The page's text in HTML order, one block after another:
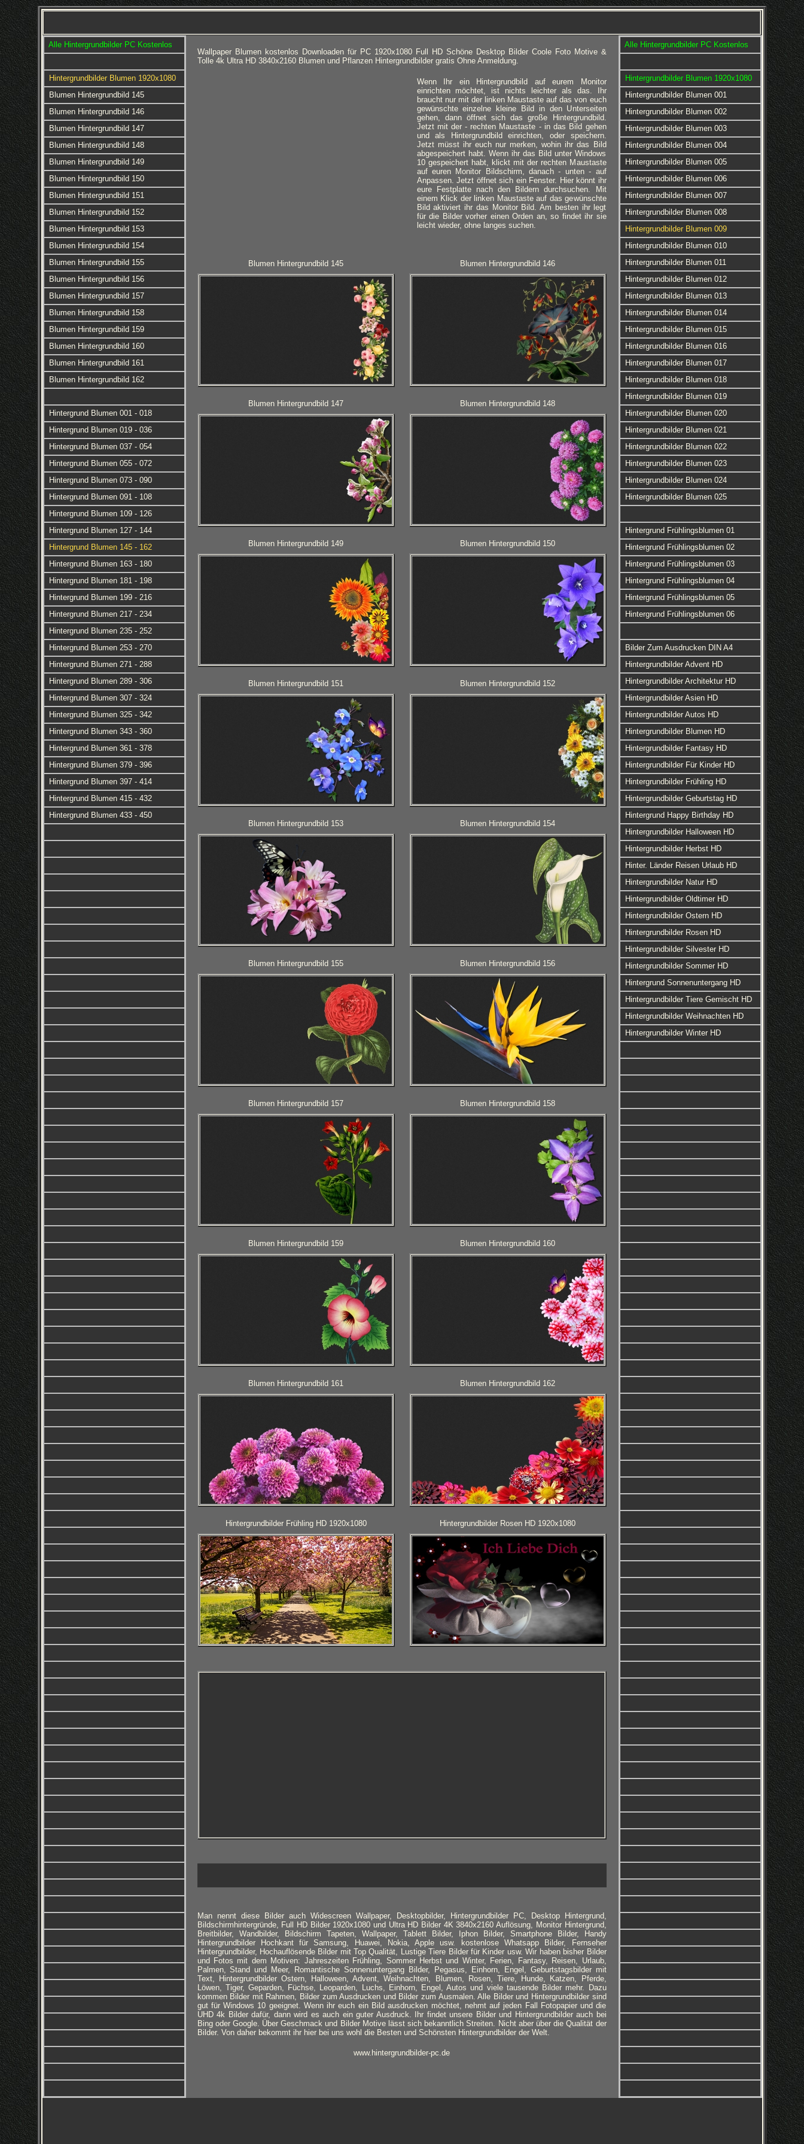
Alle Hintergrundbilder PC Kostenlos
Hintergrundbilder Blumen 1920x1080
Blumen Hintergrundbild 145
Blumen Hintergrundbild 146
Blumen Hintergrundbild 147
Blumen Hintergrundbild 148
Blumen Hintergrundbild 149
Blumen Hintergrundbild 150
Blumen Hintergrundbild 151
Blumen Hintergrundbild 152
Blumen Hintergrundbild 153
Blumen Hintergrundbild 154
Blumen Hintergrundbild 155
Blumen Hintergrundbild 156
Blumen Hintergrundbild 157
Blumen Hintergrundbild 158
Blumen Hintergrundbild 159
Blumen Hintergrundbild 160
Blumen Hintergrundbild 161
Blumen Hintergrundbild 162
Hintergrund Blumen 001 - 018
Hintergrund Blumen 019 - 036
Hintergrund Blumen 037 - 054
Hintergrund Blumen 055 - 072
Hintergrund Blumen 073 - 090
Hintergrund Blumen 091 - 108
Hintergrund Blumen 109 - 126
Hintergrund Blumen 127 - 144
Hintergrund Blumen 145 - 162
Hintergrund Blumen 163 - 180
Hintergrund Blumen 181 - 198
Hintergrund Blumen 199 - 216
Hintergrund Blumen 217 - 234
Hintergrund Blumen 235 - 252
Hintergrund Blumen 253 - 270
Hintergrund Blumen 271 - 288
Hintergrund Blumen 289 - 306
Hintergrund Blumen 307 - 324
Hintergrund Blumen 325 - 342
Hintergrund Blumen 343 - 360
Hintergrund Blumen 361 - 378
Hintergrund Blumen 379 - 396
Hintergrund Blumen 397 - 414
Hintergrund Blumen 415 - 432
Hintergrund Blumen 433 - 450
Wallpaper Blumen kostenlos Downloaden für PC 1920x1080 Full HD Schöne Desktop Bilder Coole Foto Motive &
Tolle 4k Ultra HD 3840x2160 Blumen und Pflanzen Hintergrundbilder gratis Ohne Anmeldung.
Wenn Ihr ein Hintergrundbild auf eurem Monitor
einrichten möchtet, ist nichts leichter als das. Ihr
braucht nur mit der linken Maustaste auf das von euch
gewünschte einzelne kleine Bild in den Unterseiten
gehen, dann öffnet sich das große Hintergrundbild.
Jetzt mit der - rechten Maustaste - in das Bild gehen
und als Hintergrundbild einrichten, oder speichern.
Jetzt müsst ihr euch nur merken, wohin ihr das Bild
abgespeichert habt. Wenn ihr das Bild unter Windows
10 gespeichert habt, klickt mit der rechten Maustaste
auf euren Monitor Bildschirm, danach - unten - auf
Anpassen. Jetzt öffnet sich ein Fenster. Hier könnt ihr
eure Festplatte nach den Bildern durchsuchen. Mit
einem Klick der linken Maustaste auf das gewünschte
Bild aktiviert ihr das Monitor Bild. Am besten ihr legt
für die Bilder vorher einen Orden an, so findet ihr sie
leicht wieder, ohne langes suchen.
Blumen Hintergrundbild 145 Blumen Hintergrundbild 146
Blumen Hintergrundbild 147 Blumen Hintergrundbild 148
Blumen Hintergrundbild 149 Blumen Hintergrundbild 150
Blumen Hintergrundbild 151 Blumen Hintergrundbild 152
Blumen Hintergrundbild 153 Blumen Hintergrundbild 154
Blumen Hintergrundbild 155 Blumen Hintergrundbild 156
Blumen Hintergrundbild 157 Blumen Hintergrundbild 158
Blumen Hintergrundbild 159 Blumen Hintergrundbild 160
Blumen Hintergrundbild 161 Blumen Hintergrundbild 162
Hintergrundbilder Frühling HD 1920x1080 Hintergrundbilder Rosen HD 1920x1080
Man nennt diese Bilder auch Widescreen Wallpaper, Desktopbilder, Hintergrundbilder PC, Desktop Hintergrund,
Bildschirmhintergründe, Full HD Bilder 1920x1080 und Ultra HD Bilder 4K 3840x2160 Auflösung, Monitor Hintergrund,
Breitbilder, Wandbilder, Bildschirm Tapeten, Wallpaper, Tablett Bilder, Iphon Bilder, Smartphone Bilder, Handy
Hintergrundbilder Hochkant für Samsung, Huawei, Nokia, Apple usw. kostenlose Whatsapp Bilder, Fernseher
Hintergrundbilder, Hochauflösende Bilder mit Top Qualität, Lustige Tiere Bilder für Kinder usw. Wir haben bisher Bilder
und Fotos mit dem Motiven: Jahreszeiten Frühling, Sommer Herbst und Winter, Ferien, Fantasy, Reisen, Urlaub,
Palmen, Stand und Meer, Romantische Sonnenuntergang Bilder, Pegasus, Einhorn, Engel, Geburtstagsbilder mit
Text, Hintergrundbilder Ostern, Halloween, Advent, Weihnachten, Blumen, Rosen, Tiere, Hunde, Katzen, Pferde,
Löwen, Tiger, Geparden, Füchse, Leoparden, Luchs, Einhorn, Engel, Autos und viele tausende Bilder mehr. Dazu
kommen Bilder mit Rahmen, Bilder zum Ausdrucken und Bilder zum Ausmalen. Alle Bilder und Hintergrundbilder sind
gut für Windows 10 geeignet. Wenn ihr euch ein Bild ausdrucken möchtet, nehmt auf jeden Fall Fotopapier und die
UHD 4k Bilder dafür, dann wird es auch ein guter Ausdruck. Ihr findet unsere Bilder und Hintergrundbilder auch bei
Bing oder Google. Über Geschmack und Bilder Motive lässt sich bekanntlich Streiten. Nicht aber über die Qualität der
Bilder. Von daher bekommt ihr hier bei uns wohl die Besten und Schönsten Hintergrundbilder der Welt.
www.hintergrundbilder-pc.de
Alle Hintergrundbilder PC Kostenlos
Hintergrundbilder Blumen 1920x1080
Hintergrundbilder Blumen 001
Hintergrundbilder Blumen 002
Hintergrundbilder Blumen 003
Hintergrundbilder Blumen 004
Hintergrundbilder Blumen 005
Hintergrundbilder Blumen 006
Hintergrundbilder Blumen 007
Hintergrundbilder Blumen 008
Hintergrundbilder Blumen 009
Hintergrundbilder Blumen 010
Hintergrundbilder Blumen 011
Hintergrundbilder Blumen 012
Hintergrundbilder Blumen 013
Hintergrundbilder Blumen 014
Hintergrundbilder Blumen 015
Hintergrundbilder Blumen 016
Hintergrundbilder Blumen 017
Hintergrundbilder Blumen 018
Hintergrundbilder Blumen 019
Hintergrundbilder Blumen 020
Hintergrundbilder Blumen 021
Hintergrundbilder Blumen 022
Hintergrundbilder Blumen 023
Hintergrundbilder Blumen 024
Hintergrundbilder Blumen 025
Hintergrund Frühlingsblumen 01
Hintergrund Frühlingsblumen 02
Hintergrund Frühlingsblumen 03
Hintergrund Frühlingsblumen 04
Hintergrund Frühlingsblumen 05
Hintergrund Frühlingsblumen 06
Bilder Zum Ausdrucken DIN A4
Hintergrundbilder Advent HD
Hintergrundbilder Architektur HD
Hintergrundbilder Asien HD
Hintergrundbilder Autos HD
Hintergrundbilder Blumen HD
Hintergrundbilder Fantasy HD
Hintergrundbilder Für Kinder HD
Hintergrundbilder Frühling HD
Hintergrundbilder Geburtstag HD
Hintergrund Happy Birthday HD
Hintergrundbilder Halloween HD
Hintergrundbilder Herbst HD
Hinter. Länder Reisen Urlaub HD
Hintergrundbilder Natur HD
Hintergrundbilder Oldtimer HD
Hintergrundbilder Ostern HD
Hintergrundbilder Rosen HD
Hintergrundbilder Silvester HD
Hintergrundbilder Sommer HD
Hintergrund Sonnenuntergang HD
Hintergrundbilder Tiere Gemischt HD
Hintergrundbilder Weihnachten HD
Hintergrundbilder Winter HD